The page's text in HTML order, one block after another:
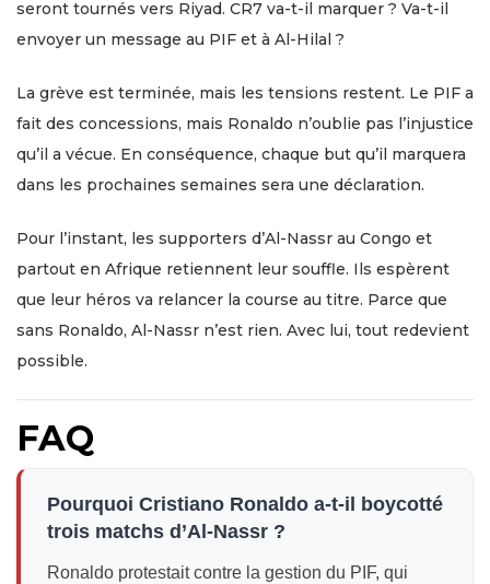
seront tournés vers Riyad. CR7 va-t-il marquer ? Va-t-il
envoyer un message au PIF et à Al-Hilal ?
La grève est terminée, mais les tensions restent. Le PIF a
fait des concessions, mais Ronaldo n’oublie pas l’injustice
qu’il a vécue. En conséquence, chaque but qu’il marquera
dans les prochaines semaines sera une déclaration.
Pour l’instant, les supporters d’Al-Nassr au Congo et
partout en Afrique retiennent leur souffle. Ils espèrent
que leur héros va relancer la course au titre. Parce que
sans Ronaldo, Al-Nassr n’est rien. Avec lui, tout redevient
possible.
FAQ
Pourquoi Cristiano Ronaldo a-t-il boycotté
trois matchs d’Al-Nassr ?
Ronaldo protestait contre la gestion du PIF, qui